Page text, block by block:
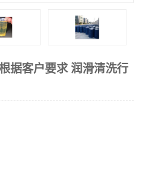
据客户要求 润滑清洗行